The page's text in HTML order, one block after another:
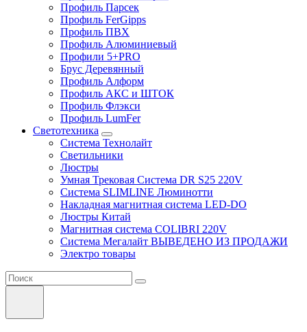
Профиль Парсек
Профиль FerGipps
Профиль ПВХ
Профиль Алюминиевый
Профили 5+PRO
Брус Деревянный
Профиль Алформ
Профиль АКС и ШТОК
Профиль Флэкси
Профиль LumFer
Светотехника
Система Технолайт
Светильники
Люстры
Умная Трековая Система DR S25 220V
Система SLIMLINE Люминотти
Накладная магнитная система LED-DO
Люстры Китай
Магнитная система COLIBRI 220V
Система Мегалайт ВЫВЕДЕНО ИЗ ПРОДАЖИ
Электро товары